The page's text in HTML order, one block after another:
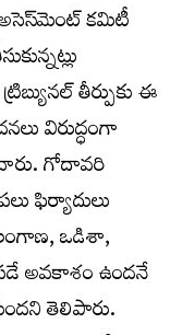
కమిటీ
తీర్పుకు ఈ
విరుద్ధంగా
గోదావరి
ఫిర్యాదులు
ఒడిశా,
అవకాశం ఉందనే
తెలిపారు.